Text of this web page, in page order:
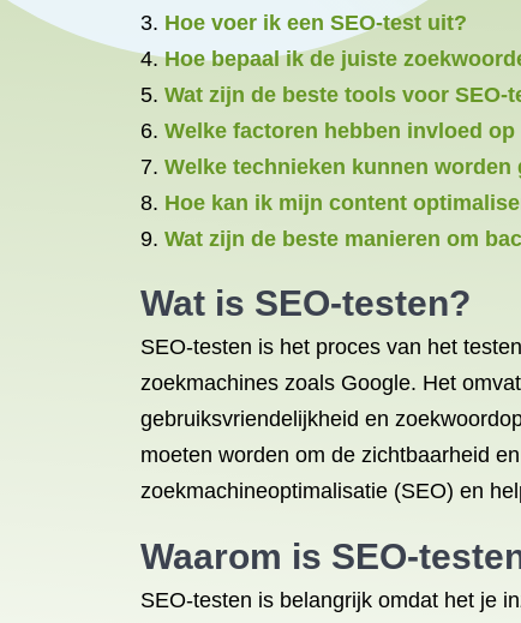
Hoe voer ik een SEO-test uit?
Hoe bepaal ik de juiste
Wat zijn de beste tools voor SEO-
Welke factoren hebben invloed
Welke technieken kunnen
Hoe kan ik mijn content
Wat zijn de beste manieren om
Wat is SEO-testen?
SEO-testen is het proces van het
zoekmachines zoals Google. Het
gebruiksvriendelijkheid en
moeten worden om de zichtbaarheid
zoekmachineoptimalisatie (SEO) en
Waarom is SEO-
SEO-testen is belangrijk omdat het je